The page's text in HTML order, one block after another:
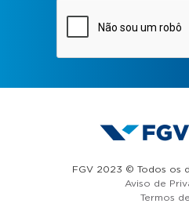
FGV 2023 © Todos os
Aviso de
Termos